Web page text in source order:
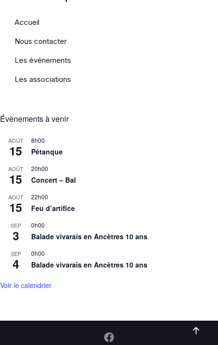
Accueil
Nous contacter
Les événements
Les associations
Évènements à venir
AOÛT
15
8h00
Pétanque
AOÛT
15
20h00
Concert – Bal
AOÛT
15
22h00
Feu d’artifice
SEP
3
0h00
Balade vivarais en Ancètres 10 ans
SEP
4
0h00
Balade vivarais en Ancètres 10 ans
Voir le calendrier